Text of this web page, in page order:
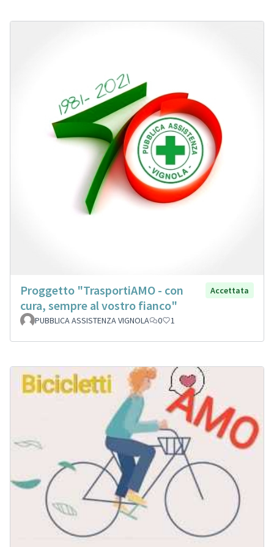
Proggetto "TrasportiAMO - con
cura, sempre al vostro fianco"
Accettata
PUBBLICA ASSISTENZA VIGNOLA 0 1